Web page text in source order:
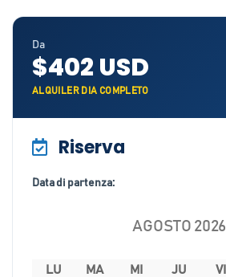
Da
$402 USD
ALQUILER DIA COMPLETO
Riserva
Data di partenza:
AGOSTO 2026
LU MA MI JU VI